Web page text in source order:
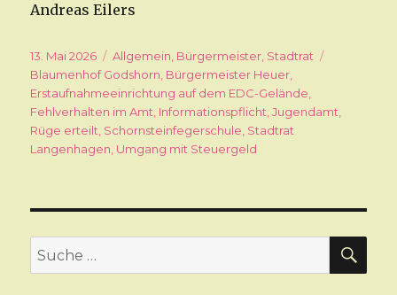
Andreas Eilers
Veröffentlicht
am
13. Mai 2026 Kategorien
Allgemein, Bürgermeister, Stadtrat
Blaumenhof Godshorn, Bürgermeister Heuer,
Erstaufnahmeeinrichtung auf dem EDC-Gelände,
Fehlverhalten im Amt, Informationspflicht,Jugendamt,
Rüge erteilt, Schornsteinfegerschule, Stadtrat
Langenhagen, Umgang mit Steuergeld
Suche
nach: